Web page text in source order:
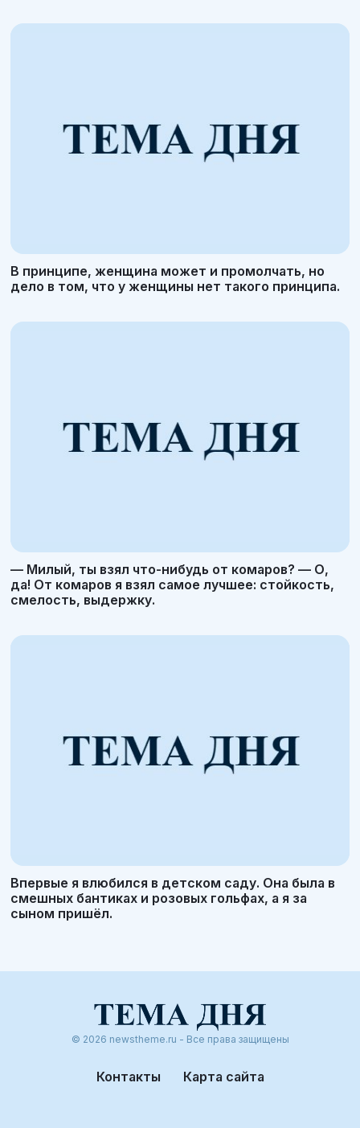
В принципе, женщина может и промолчать, но
дело в том, что у женщины нет такого принципа.
— Милый, ты взял что-нибудь от комаров? — О,
да! От комаров я взял самое лучшее: стойкость,
смелость, выдержку.
Впервые я влюбился в детском саду. Она была в
смешных бантиках и розовых гольфах, а я за
сыном пришёл.
© 2026 newstheme.ru - Все права защищены
Контакты Карта сайта